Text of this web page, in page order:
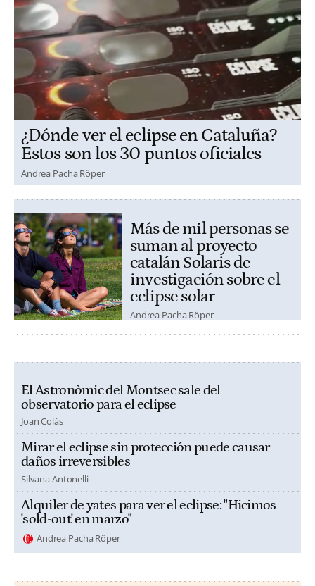
¿Dónde ver el eclipse en Cataluña?
Estos son los 30 puntos oficiales
Andrea Pacha Röper
Más de mil personas se
suman al proyecto
catalán Solaris de
investigación sobre el
eclipse solar
Andrea Pacha Röper
El Astronòmic del Montsec sale del
observatorio para el eclipse
Joan Colás
Mirar el eclipse sin protección puede causar
daños irreversibles
Silvana Antonelli
Alquiler de yates para ver el eclipse: "Hicimos
'sold-out' en marzo"
Andrea Pacha Röper